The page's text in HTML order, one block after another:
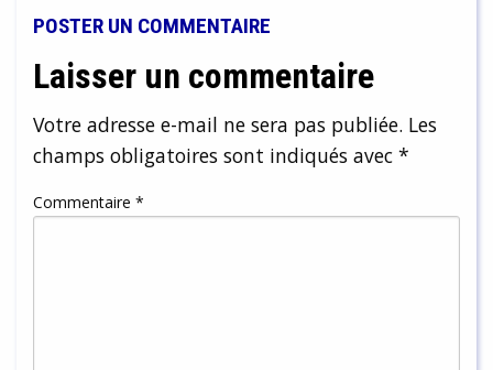
POSTER UN COMMENTAIRE
Laisser un commentaire
Votre adresse e-mail ne sera pas publiée. Les
champs obligatoires sont indiqués avec *
Commentaire *